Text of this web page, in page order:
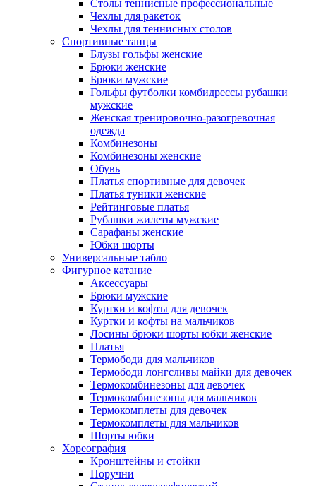
Столы теннисные профессиональные
Чехлы для ракеток
Чехлы для теннисных столов
Спортивные танцы
Блузы гольфы женские
Брюки женские
Брюки мужские
Гольфы футболки комбидрессы рубашки
мужские
Женская тренировочно-разогревочная
одежда
Комбинезоны
Комбинезоны женские
Обувь
Платья спортивные для девочек
Платья туники женские
Рейтинговые платья
Рубашки жилеты мужские
Сарафаны женские
Юбки шорты
Универсальные табло
Фигурное катание
Аксессуары
Брюки мужские
Куртки и кофты для девочек
Куртки и кофты на мальчиков
Лосины брюки шорты юбки женские
Платья
Термободи для мальчиков
Термободи лонгсливы майки для девочек
Термокомбинезоны для девочек
Термокомбинезоны для мальчиков
Термокомплеты для девочек
Термокомплеты для мальчиков
Шорты юбки
Хореография
Кронштейны и стойки
Поручни